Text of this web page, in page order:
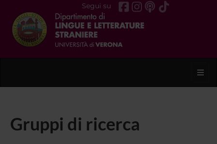
Segui su
Gruppi di ricerca